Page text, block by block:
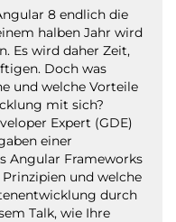
8 endlich die
halben Jahr wird
Es wird daher Zeit,
Doch was
und welche Vorteile
mit sich?
Expert (GDE)
einer
Angular Frameworks
und welche
durch
Talk, wie Ihre